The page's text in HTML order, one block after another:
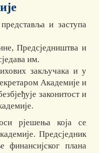
и заступа
Предсједништва и
им.
закључака и у
Академије и
законитост и
рјешења која се
Предсједник
финансијског плана